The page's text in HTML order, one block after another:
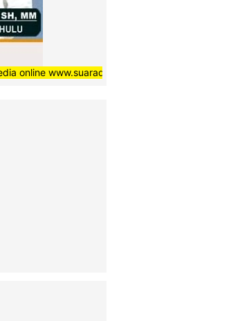
semoga setiap